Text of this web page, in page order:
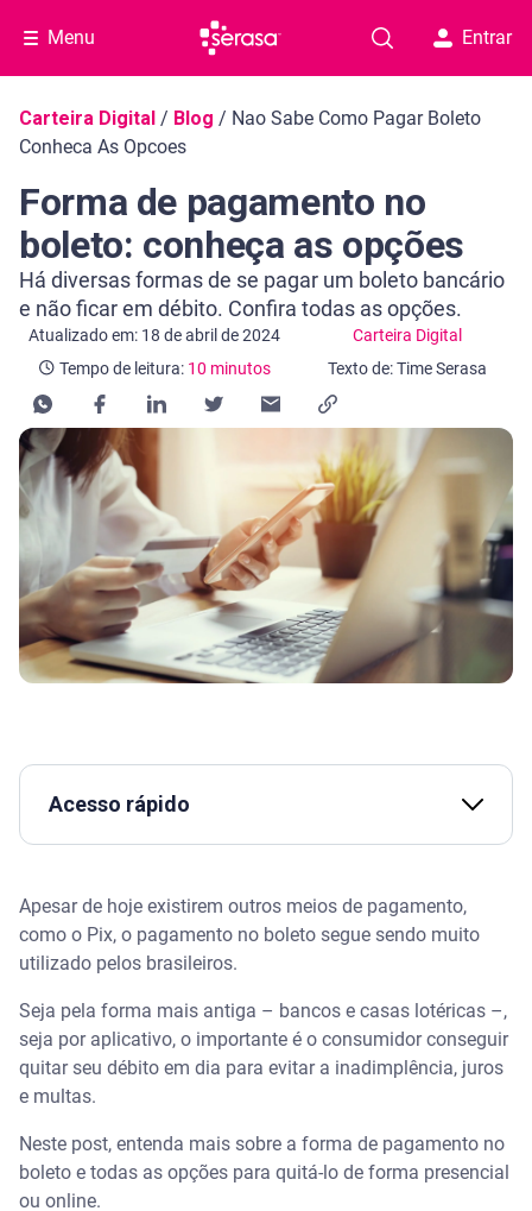
Menu Entrar
Navegação do blog
Carteira Digital / Blog / Nao Sabe Como Pagar Boleto
Conheca As Opcoes
Forma de pagamento no
boleto: conheça as opções
Há diversas formas de se pagar um boleto bancário
e não ficar em débito. Confira todas as opções.
Atualizado em: 18 de abril de 2024 Carteira Digital
Categoria Carteira Digital
Tempo de leitura: 10 minutos
Tempo de leitura: 10 minutos
Texto de: Time Serasa
Acesso rápido
Assista | Pagar boleto com cartão de crédito: qual é
o momento ideal?
Como funciona um boleto
Tipos de boleto bancário
Internet banking
Apesar de hoje existirem outros meios de pagamento,
como o Pix, o pagamento no boleto segue sendo muito
utilizado pelos brasileiros.
Seja pela forma mais antiga – bancos e casas lotéricas –,
seja por aplicativo, o importante é o consumidor conseguir
quitar seu débito em dia para evitar a inadimplência, juros
e multas.
Neste post, entenda mais sobre a forma de pagamento no
boleto e todas as opções para quitá-lo de forma presencial
ou online.